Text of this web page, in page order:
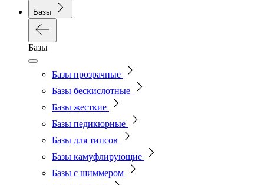
Базы
Базы
Базы прозрачные
Базы бескислотные
Базы жесткие
Базы педикюрные
Базы для типсов
Базы камуфлирующие
Базы с шиммером